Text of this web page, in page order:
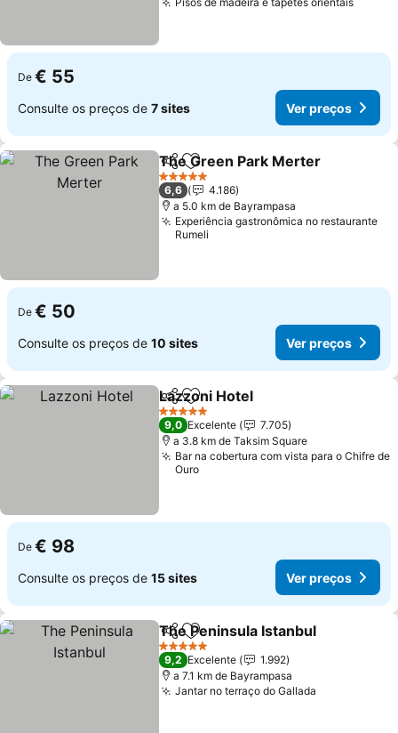
De € 55
Consulte os preços de 7 sites Ver preços
PartilharAdicionar aos favoritos
The Green Park Merter
5 Estrelas
6,6
4.186
a 5.0 km de Bayrampasa
Experiência gastronômica no restaurante
Rumeli
De € 50
Consulte os preços de 10 sites Ver preços
PartilharAdicionar aos favoritos
Lazzoni Hotel
5 Estrelas
9,0 Excelente
7.705
a 3.8 km de Taksim Square
Bar na cobertura com vista para o Chifre de
Ouro
De € 98
Consulte os preços de 15 sites Ver preços
PartilharAdicionar aos favoritos
The Peninsula Istanbul
5 Estrelas
9,2 Excelente
1.992
a 7.1 km de Bayrampasa
Jantar no terraço do Gallada